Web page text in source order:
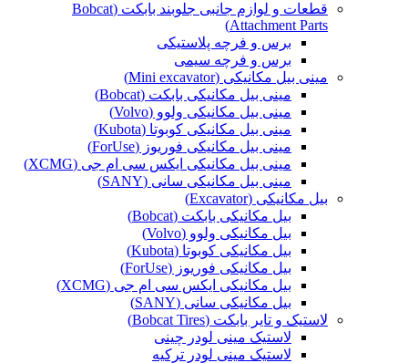
قطعات و لوازم جانبی جلوبند بابکت (Bobcat
Attachment Parts)
برس و فرچه پلاستیکی
برس و فرچه سیمی
مینی بیل مکانیکی (Mini excavator)
مینی بیل مکانیکی بابکت (Bobcat)
مینی بیل مکانیکی ولوو (Volvo)
مینی بیل مکانیکی کوبوتا (Kubota)
مینی بیل مکانیکی فوریوز (ForUse)
مینی بیل مکانیکی ایکس سی ام جی (XCMG)
مینی بیل مکانیکی سانی (SANY)
بیل مکانیکی (Excavator)
بیل مکانیکی بابکت (Bobcat)
بیل مکانیکی ولوو (Volvo)
بیل مکانیکی کوبوتا (Kubota)
بیل مکانیکی فوریوز (ForUse)
بیل مکانیکی ایکس سی ام جی (XCMG)
بیل مکانیکی سانی (SANY)
لاستیک و تایر بابکت (Bobcat Tires)
لاستیک مینی لودر چینی
لاستیک مینی لودر ترکیه